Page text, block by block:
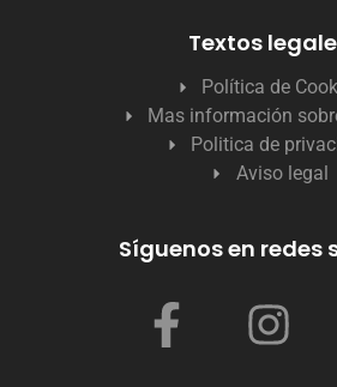
Textos
Política de
Mas información
Politica de
Aviso legal
Síguenos en redes